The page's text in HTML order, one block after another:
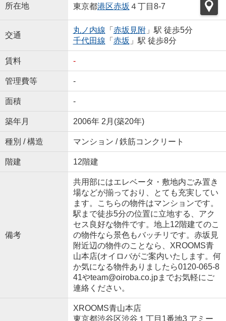
所在地 東京都港区赤坂 ４丁目8-7
交通
丸ノ内線 「 赤坂見附」駅 徒歩5分
千代田線 「 赤坂 」駅 徒歩8分
賃料 -
管理費等 -
面積 -
築年月 2006年 2月(築20年)
種別 / 構造 マンション / 鉄筋コンクリート
階建 12階建
備考
共用部にはエレベータ・敷地内ごみ置き
場などが揃っており、とても充実してい
ます。こちらの物件はマンションです。
駅まで徒歩5分の位置に立地する、アク
セス良好な物件です。地上12階建てのこ
の物件なら景色もバッチリです。赤坂見
附近辺の物件のことなら、XROOMS青
山本店(オイロバがご案内いたします。何
か気になる物件ありましたら0120-065-8
41やteam@oiroba.co.jpまでお気軽にご
連絡ください。
XROOMS青山本店
東京都渋谷区渋谷１丁目1番地3 アミー